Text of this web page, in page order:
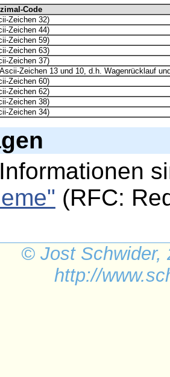
Code
Zeichen 32)
Zeichen 44)
Zeichen 59)
Zeichen 63)
Zeichen 37)
Zeichen 13 und 10, d.h. Wagenrücklauf
Zeichen 60)
Zeichen 62)
Zeichen 38)
Zeichen 34)
(RFC:
© Jost Schwider,
http://